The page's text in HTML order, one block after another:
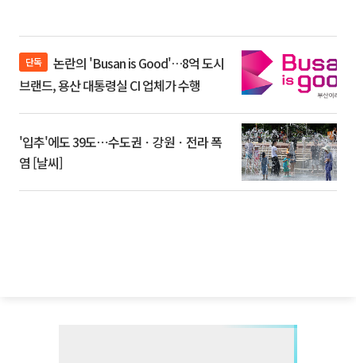
단독
브랜드, 용산 대통령실 CI 업체가 수행
'입추'에도 39도⋯수도권ㆍ강원ㆍ전라 폭
염 [날씨]